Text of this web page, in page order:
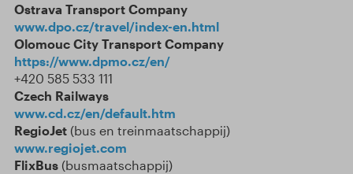
Ostrava Transport Company
www.dpo.cz/travel/index-en.html
Olomouc City Transport Company
https://www.dpmo.cz/en/
+420 585 533 111
Czech Railways
www.cd.cz/en/default.htm
RegioJet (bus en treinmaatschappij)
www.regiojet.com
FlixBus (busmaatschappij)